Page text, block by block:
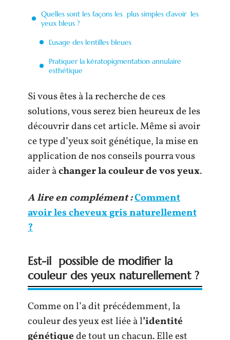
Quelles sont les façons les plus simples d’avoir les
yeux bleus ?
L’usage des lentilles bleues
Pratiquer la kératopigmentation annulaire
esthétique
Si vous êtes à la recherche de ces
solutions, vous serez bien heureux de les
découvrir dans cet article. Même si avoir
ce type d’yeux soit génétique, la mise en
application de nos conseils pourra vous
aider àchanger la couleur de vos yeux.
A lire en complément :Comment
avoir les cheveux gris naturellement
?
Est-il possible de modifier la
couleur des yeux naturellement ?
Comme on l’a dit précédemment, la
couleur des yeux est liée à l’identité
génétiquede tout un chacun. Elle est